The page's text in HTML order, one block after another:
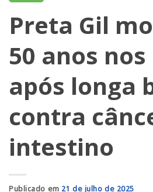
Preta Gil
50 anos nos
após longa
contra
intestino
Publicado em 21 de julho de 2025